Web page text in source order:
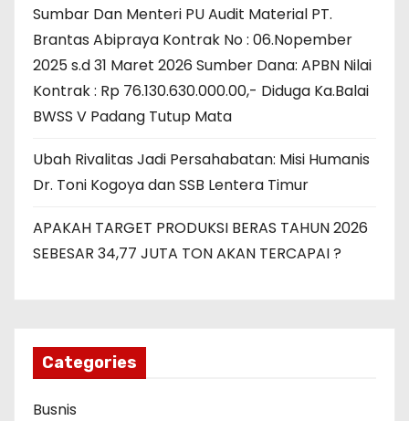
Sumbar Dan Menteri PU Audit Material PT.
Brantas Abipraya Kontrak No : 06.Nopember
2025 s.d 31 Maret 2026 Sumber Dana: APBN Nilai
Kontrak : Rp 76.130.630.000.00,- Diduga Ka.Balai
BWSS V Padang Tutup Mata
Ubah Rivalitas Jadi Persahabatan: Misi Humanis
Dr. Toni Kogoya dan SSB Lentera Timur
APAKAH TARGET PRODUKSI BERAS TAHUN 2026
SEBESAR 34,77 JUTA TON AKAN TERCAPAI ?
Categories
Busnis